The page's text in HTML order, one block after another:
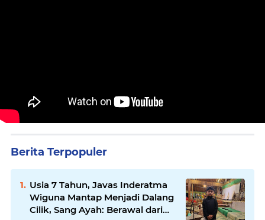
Berita Terpopuler
Usia 7 Tahun, Javas Inderatma
Wiguna Mantap Menjadi Dalang
Cilik, Sang Ayah: Berawal dari